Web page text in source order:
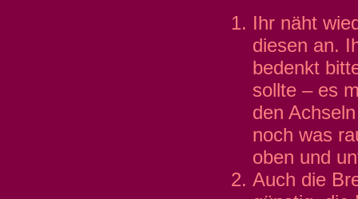
Ihr näht
diesen an.
bedenkt
sollte – es
den
noch was
oben und
Auch die